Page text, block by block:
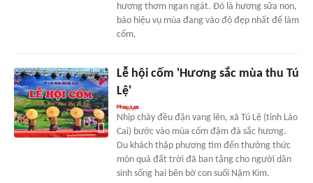
hương thơm ngan ngát. Đó là hương sữa non,
báo hiệu vụ mùa đang vào độ đẹp nhất để làm
cốm.
Lễ hội cốm 'Hương sắc mùa thu Tú
Lệ'
Nhịp chày đều đặn vang lên, xã Tú Lệ (tỉnh Lào
Cai) bước vào mùa cốm đậm đà sắc hương.
Du khách thập phương tìm đến thưởng thức
món quà đất trời đã ban tặng cho người dân
sinh sống hai bên bờ con suối Nậm Kim.